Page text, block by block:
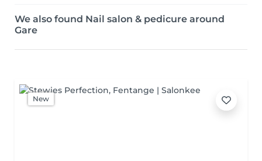
We also found Nail salon & pedicure around
Gare
New